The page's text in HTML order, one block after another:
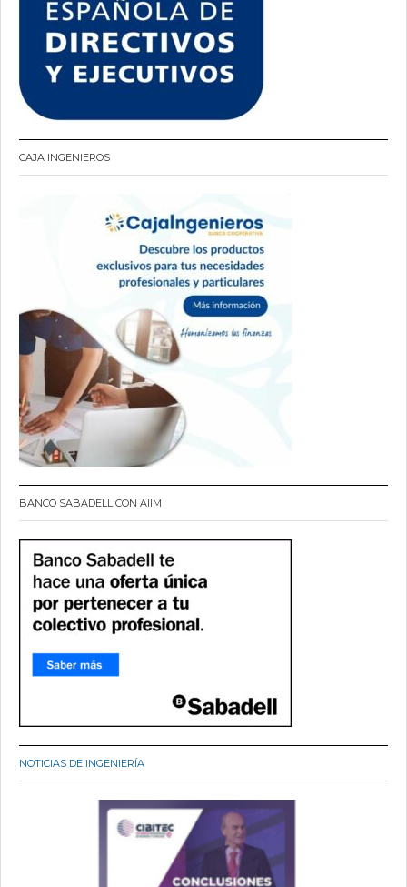
CAJA INGENIEROS
BANCO SABADELL CON AIIM
NOTICIAS DE INGENIERÍA